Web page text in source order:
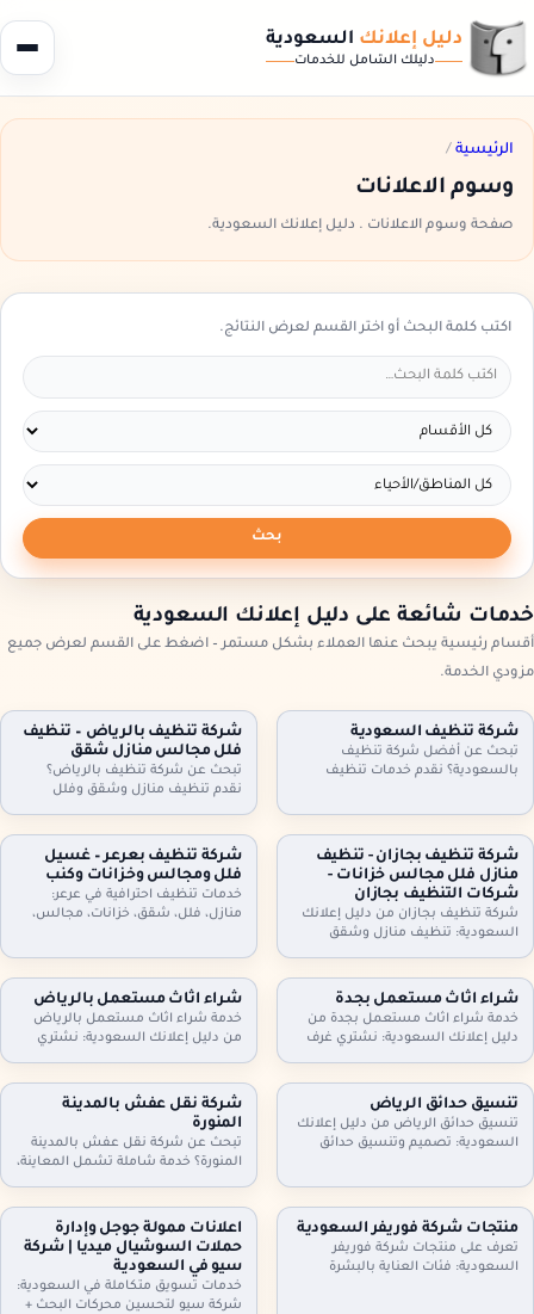
دليل إعلانك السعودية
دليلك الشامل للخدمات
الرئيسية /
وسوم الاعلانات
صفحة وسوم الاعلانات . دليل إعلانك السعودية.
اكتب كلمة البحث أو اختر القسم لعرض النتائج.
بحث
خدمات شائعة على دليل إعلانك السعودية
أقسام رئيسية يبحث عنها العملاء بشكل مستمر – اضغط على القسم لعرض جميع
مزودي الخدمة.
شركة تنظيف السعودية
تبحث عن أفضل شركة تنظيف
بالسعودية؟ نقدم خدمات تنظيف
تنافسية. اطلب خدمتك الآن!
شركة تنظيف بالرياض – تنظيف
فلل مجالس منازل شقق
تبحث عن شركة تنظيف بالرياض؟
نقدم تنظيف منازل وشقق وفلل
وعقود دورية للمنازل والمكاتب. اطلب
تقييمًا مجانيًا وتفاصيل السعر حسب
المساحة والخدمة.
شركة تنظيف بجازان - تنظيف
منازل فلل مجالس خزانات -
شركات التنظيف بجازان
شركة تنظيف بجازان من دليل إعلانك
السعودية: تنظيف منازل وشقق
وتعقيم الخزانات. خدمة مرنة وزيارات
دورية وعقود للمنشآت. اتصل الآن
لحجز الموعد.
شركة تنظيف بعرعر – غسيل
فلل ومجالس وخزانات وكنب
خدمات تنظيف احترافية في عرعر:
منازل، فلل، شقق، خزانات، مجالس،
شراء اثاث مستعمل بجدة
خدمة شراء اثاث مستعمل بجدة من
دليل إعلانك السعودية: نشتري غرف
وتقييم عادل، فك ونقل سريع،
واستلام فوري. تواصل الآن لتحديد
الموعد.
شراء اثاث مستعمل بالرياض
خدمة شراء اثاث مستعمل بالرياض
من دليل إعلانك السعودية: نشتري
مكاتب، ومحتويات شقق وفلل كاملة.
معاينة وتقييم عادل، فك ونقل،
واستلام سريع. تواصل الآن.
تنسيق حدائق الرياض
تنسيق حدائق الرياض من دليل إعلانك
السعودية: تصميم وتنسيق حدائق
بالتنقيط، شلالات ونوافير وصيانة
شهرية. اطلب معاينة وخطة تصميم
تناسب مساحتك
شركة نقل عفش بالمدينة
المنورة
تبحث عن شركة نقل عفش بالمدينة
المنورة؟ خدمة شاملة تشمل المعاينة،
للأدوار وتخزين مؤقت عند الحاجة. دليل
إعلانك السعودية يساعدك تختار
الخدمة المناسبة وتعرف خطوات النقل
والتسعير
منتجات شركة فوريفر السعودية
تعرف على منتجات شركة فوريفر
السعودية: فئات العناية بالبشرة
اعلانات ممولة جوجل وإدارة
حملات السوشيال ميديا | شركة
سيو في السعودية
خدمات تسويق متكاملة في السعودية:
شركة سيو لتحسين محركات البحث +